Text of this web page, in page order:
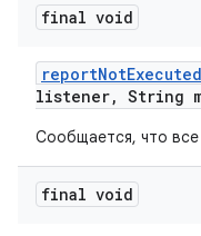
final void
reportNotExecuted
listener, String
Сообщается, что
final void